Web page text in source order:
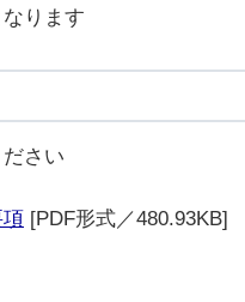
ります
さい
[PDF形式／480.93KB]